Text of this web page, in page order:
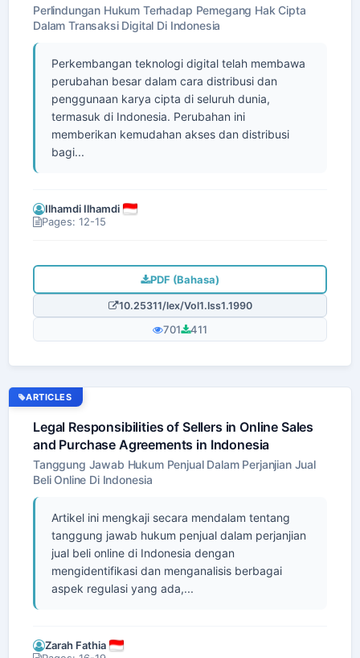
Perlindungan Hukum Terhadap Pemegang Hak Cipta
Dalam Transaksi Digital Di Indonesia
Perkembangan teknologi digital telah membawa
perubahan besar dalam cara distribusi dan
penggunaan karya cipta di seluruh dunia,
termasuk di Indonesia. Perubahan ini
memberikan kemudahan akses dan distribusi
bagi...
Ilhamdi Ilhamdi
Pages: 12-15
PDF (Bahasa)
10.25311/lex/Vol1.Iss1.1990
701 411
ARTICLES
Legal Responsibilities of Sellers in Online Sales
and Purchase Agreements in Indonesia
Tanggung Jawab Hukum Penjual Dalam Perjanjian Jual
Beli Online Di Indonesia
Artikel ini mengkaji secara mendalam tentang
tanggung jawab hukum penjual dalam perjanjian
jual beli online di Indonesia dengan
mengidentifikasi dan menganalisis berbagai
aspek regulasi yang ada,...
Zarah Fathia